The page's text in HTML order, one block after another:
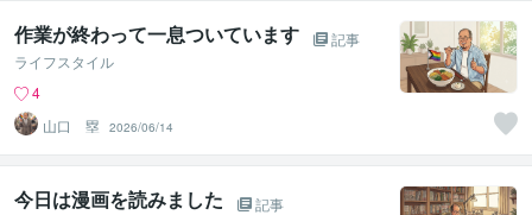
作業が終わって一息ついています
記事
ライフスタイル
4
山口 塁
2026/06/14
今日は漫画を読みました
記事